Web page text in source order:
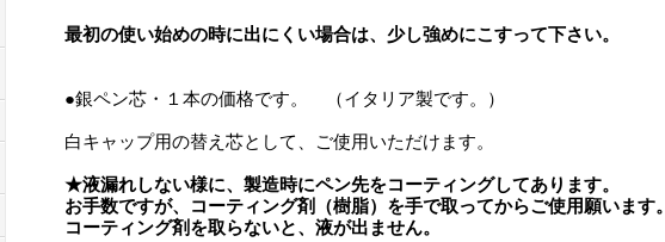
最初の使い始めの時に出にくい場合は、少し強めにこすって下さい。
●銀ペン芯・１本の価格です。 （イタリア製です。）
白キャップ用の替え芯として、ご使用いただけます。
★液漏れしない様に、製造時にペン先をコーティングしてあります。
お手数ですが、コーティング剤（樹脂）を手で取ってからご使用願います。
コーティング剤を取らないと、液が出ません。